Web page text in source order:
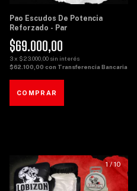
Pao Escudos De Potencia
Reforzado - Par
$69.000,00
3x $23.000,00 sin interés
$62.100,00 con Transferencia Bancaria
1/10